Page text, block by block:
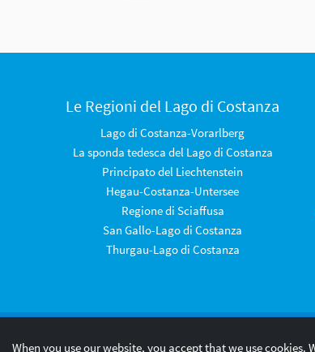
Le Regioni del Lago di Costanza
Lago di Costanza-Vorarlberg
La sponda tedesca del Lago di Costanza
Principato del Liechtenstein
Hegau-Costanza-Untersee
Regione di Sciaffusa
San Gallo-Lago di Costanza
Thurgau-Lago di Costanza
When you use our website, you accept that we use